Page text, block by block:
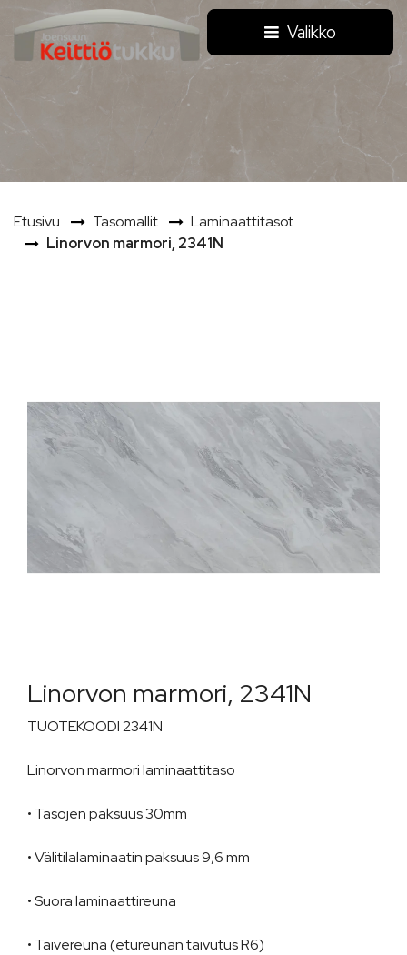
Siirry pääsisältöön
Valikko
Etusivu Tasomallit
Laminaattitasot
Linorvon marmori, 2341N
Linorvon marmori, 2341N
TUOTEKOODI 2341N
Linorvon marmori laminaattitaso
• Tasojen paksuus 30mm
• Välitilalaminaatin paksuus 9,6 mm
• Suora laminaattireuna
• Taivereuna (etureunan taivutus R6)